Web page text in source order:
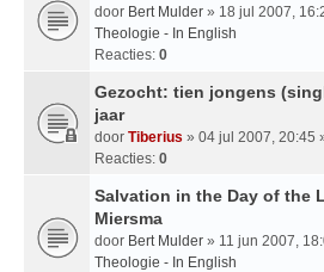
door Bert Mulder » 18 jul 2007,
Theologie - In English
Reacties: 0
Gezocht: tien jongens
jaar
door Tiberius » 04 jul 2007, 20:45
Reacties: 0
Salvation in the Day of the
Miersma
door Bert Mulder » 11 jun 2007,
Theologie - In English